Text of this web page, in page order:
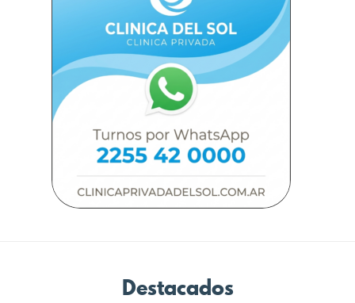
Destacados